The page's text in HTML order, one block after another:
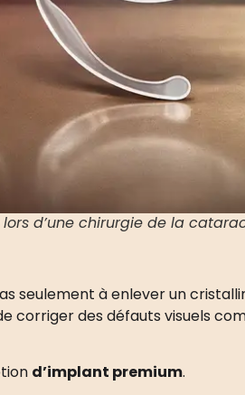
d’une chirurgie de la
seulement à enlever un
corriger des défauts visuels
d’implant premium.